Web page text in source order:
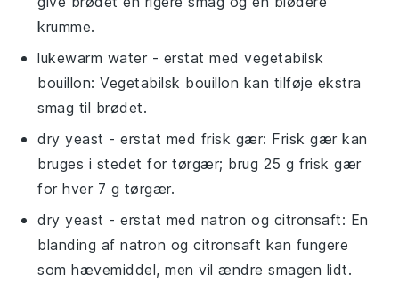
krumme.
lukewarm water - erstat medvegetabilsk
bouillon: Vegetabilsk bouillon kan tilføje ekstra
smag til brødet.
dry yeast - erstat med frisk gær: Frisk gær kan
bruges i stedet for tørgær; brug 25 g frisk gær
for hver 7 g tørgær.
dry yeast - erstat med natron og citronsaft: En
blanding af natron og citronsaft kan fungere
som hævemiddel, men vil ændre smagen lidt.